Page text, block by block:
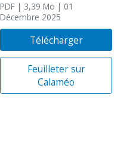
PDF | 3,39 Mo | 01
Décembre 2025
Télécharger
Feuilleter sur
Calaméo